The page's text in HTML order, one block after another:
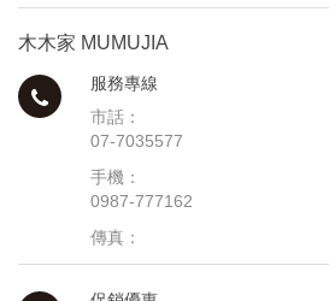
木木家 MUMUJIA
服務專線
市話：
07-7035577
手機：
0987-777162
傳真：